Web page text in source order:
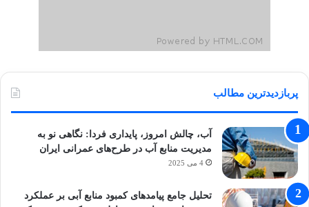
پربازدیدترین مطالب
آب، چالش امروز، پایداری فردا: نگاهی نو به
مدیریت منابع آب در طرح‌های عمرانی ایران
4 می 2025
تحلیل جامع پیامدهای کمبود منابع آبی بر عملکرد